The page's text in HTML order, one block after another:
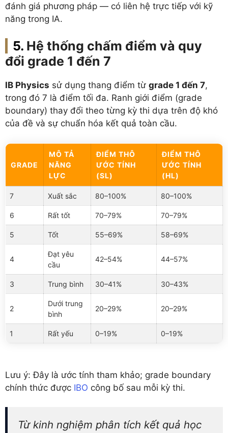
đánh giá phương pháp — có liên hệ trực tiếp với kỹ
năng trong IA.
Hệ thống chấm điểm và quy
đổi grade 1 đến 7
IB Physics sử dụng thang điểm từ grade 1 đến 7,
trong đó 7 là điểm tối đa. Ranh giới điểm (grade
boundary) thay đổi theo từng kỳ thi dựa trên độ khó
của đề và sự chuẩn hóa kết quả toàn cầu.
GRADE
MÔ TẢ
NĂNG
LỰC
ĐIỂM THÔ
ƯỚC TÍNH
(SL)
ĐIỂM THÔ
ƯỚC TÍNH
(HL)
7 Xuất sắc 80–100% 80–100%
6 Rất tốt 70–79% 70–79%
5 Tốt 55–69% 58–69%
4
Đạt yêu
cầu
42–54% 44–57%
3 Trung bình 30–41% 30–43%
2
Dưới trung
bình
20–29% 20–29%
1 Rất yếu 0–19% 0–19%
Lưu ý: Đây là ước tính tham khảo; grade boundary
chính thức được IBO công bố sau mỗi kỳ thi.
Từ kinh nghiệm phân tích kết quả học